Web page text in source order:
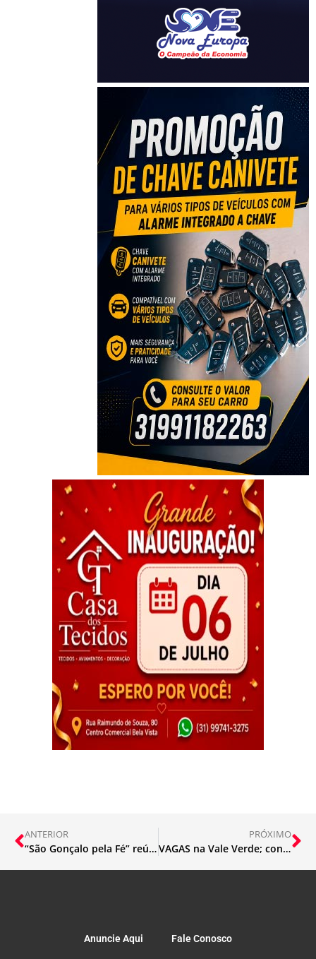
ANTERIOR
“São Gonçalo pela Fé” reúne milhares de fiéis em noite de louvor
PRÓXIMO
VAGAS na Vale Verde; confira
Anuncie Aqui Fale Conosco